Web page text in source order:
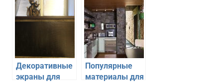
сплит-системе
проемов
Декоративные
экраны для
Популярные
материалы для